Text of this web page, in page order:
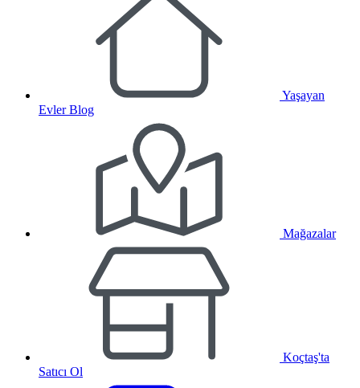
Yaşayan
Evler Blog
Mağazalar
Koçtaş'ta
Satıcı Ol